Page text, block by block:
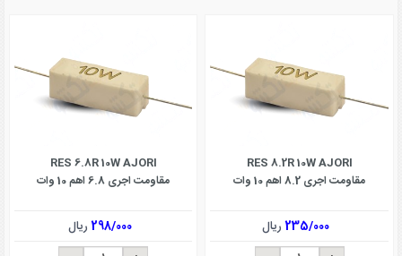
RES 8.2R 10W AJORI
مقاومت اجری 8.2 اهم 10 وات
235/000ریال
RES 6.8R 10W AJORI
مقاومت اجری 6.8 اهم 10 وات
298/000ریال